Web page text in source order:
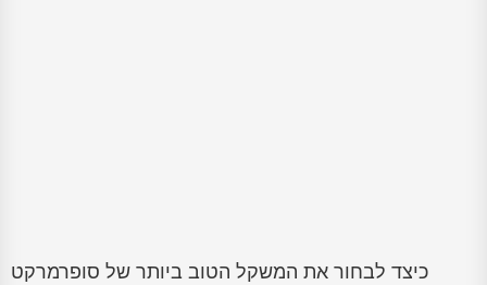
כיצד לבחור את המשקל הטוב ביותר של סופרמרקט